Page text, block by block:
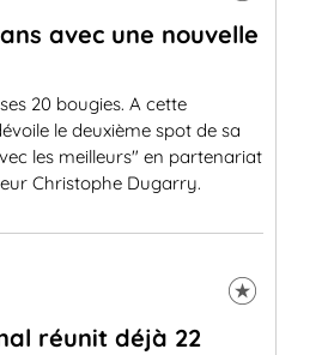
avec une nouvelle
20 bougies. A cette
le deuxième spot de sa
les meilleurs" en partenariat
Christophe Dugarry.
réunit déjà 22